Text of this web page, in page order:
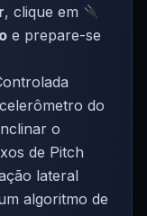
, clique em
e prepare-se
do
o
de Pitch
lateral
algoritmo de